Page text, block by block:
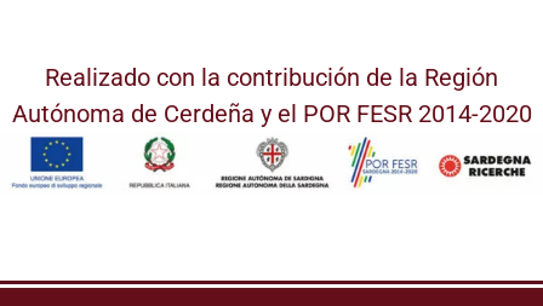
Realizado con la contribución de la Región
Autónoma de Cerdeña y el POR FESR 2014-2020